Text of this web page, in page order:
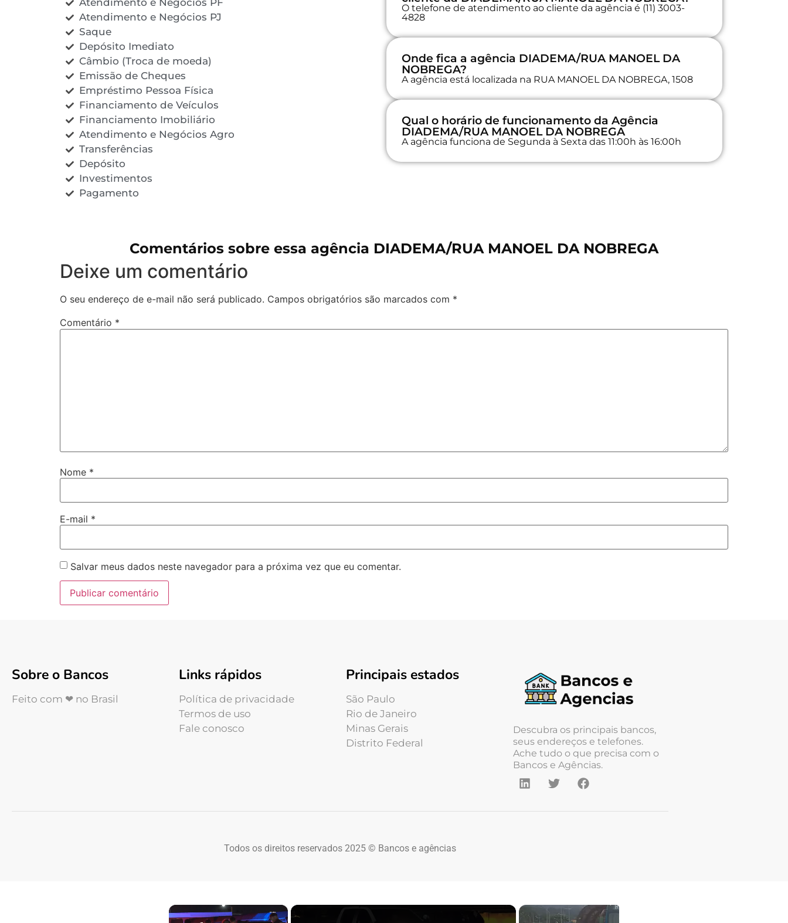
Atendimento e Negócios PF
Atendimento e Negócios PJ
Saque
Depósito Imediato
Câmbio (Troca de moeda)
Emissão de Cheques
Empréstimo Pessoa Física
Financiamento de Veículos
Financiamento Imobiliário
Atendimento e Negócios Agro
Transferências
Depósito
Investimentos
Pagamento
O telefone de atendimento ao cliente da agência é (11) 3003-
4828
Onde fica a agência DIADEMA/RUA MANOEL DA
NOBREGA?
A agência está localizada na RUA MANOEL DA NOBREGA, 1508
Qual o horário de funcionamento da Agência
DIADEMA/RUA MANOEL DA NOBREGA
A agência funciona de Segunda à Sexta das 11:00h às 16:00h
Comentários sobre essa agência DIADEMA/RUA MANOEL DA NOBREGA
Deixe um comentário
O seu endereço de e-mail não será publicado. Campos obrigatórios são marcados com *
Comentário *
Nome *
E-mail *
Salvar meus dados neste navegador para a próxima vez que eu comentar.
Sobre o Bancos
Feito com ❤ no Brasil
Links rápidos
Política de privacidade
Termos de uso
Fale conosco
Principais estados
São Paulo
Rio de Janeiro
Minas Gerais
Distrito Federal
Descubra os principais bancos,
seus endereços e telefones.
Ache tudo o que precisa com o
Bancos e Agências.
Todos os direitos reservados 2025 © Bancos e agências
×